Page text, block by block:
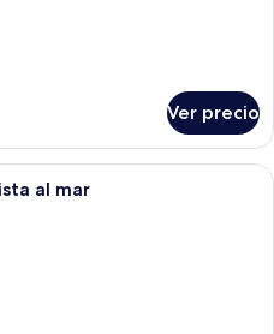
Ver precio
Ropa de cama de alta calidad y
al mar